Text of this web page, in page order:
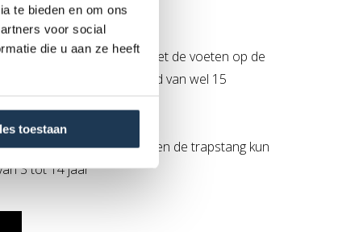
te bieden en om ons
voor social
die u aan ze heeft
toestaan
op en neer bewegen met de voeten op de
snelheid worden gehaald van wel 15
stang tussen de zitting en de trapstang kun
3 tot 14 jaar